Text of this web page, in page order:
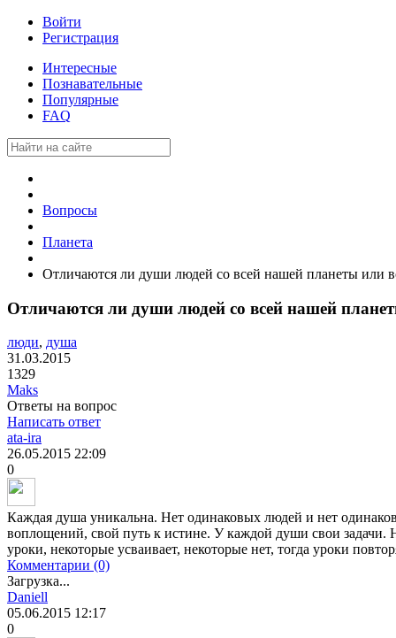
Войти
Регистрация
Интересные
Познавательные
Популярные
FAQ
Вопросы
Планета
Отличаются ли души людей со всей нашей планеты или
Отличаются ли души людей со всей нашей
люди, душа
31.03.2015
1329
Maks
Ответы на вопрос
Написать ответ
ata-ira
26.05.2015 22:09
0
Каждая душа уникальна. Нет одинаковых людей и нет
воплощений, свой путь к истине. У каждой души свои задачи.
уроки, некоторые усваивает, некоторые нет, тогда уроки
Комментарии (0)
Загрузка...
Daniell
05.06.2015 12:17
0